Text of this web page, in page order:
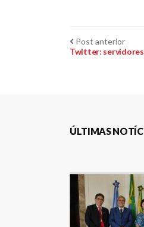
Post anteriorPost
Twitter:
ÚLTIMAS